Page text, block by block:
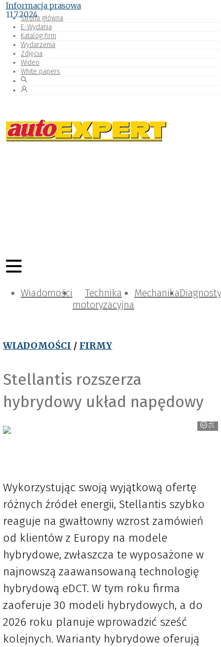
Strona główna
E-Wydania
Katalog firm
Wydarzenia
Zdjęcia
Wideo
White papers
Wiadomości
Technika
motoryzacyjna
Mechanika
WIADOMOŚCI / FIRMY
Stellantis rozszerza
hybrydowy układ napędowyStellantis
Informacja prasowa
11.7.2024
Wykorzystując swoją wyjątkową ofertę
różnych źródeł energii, Stellantis szybko
reaguje na gwałtowny wzrost zamówień
od klientów z Europy na modele
hybrydowe, zwłaszcza te wyposażone w
najnowszą zaawansowaną technologię
hybrydową eDCT. W tym roku firma
zaoferuje 30 modeli hybrydowych, a do
2026 roku planuje wprowadzić sześć
kolejnych. Warianty hybrydowe oferują